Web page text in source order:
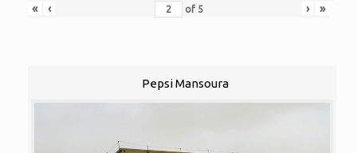
« ‹ of 5 › »
Pepsi Mansoura